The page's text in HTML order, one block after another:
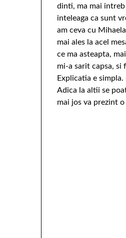
dinti, ma mai intreb
inteleaga ca sunt
am ceva cu
mai ales la acel
ce ma asteapta,
mi-a sarit capsa, si
Explicatia e
Adica la altii se
mai jos va prezint